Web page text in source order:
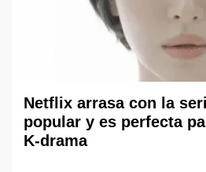
Netflix arrasa con la
popular y es perfecta
K-drama